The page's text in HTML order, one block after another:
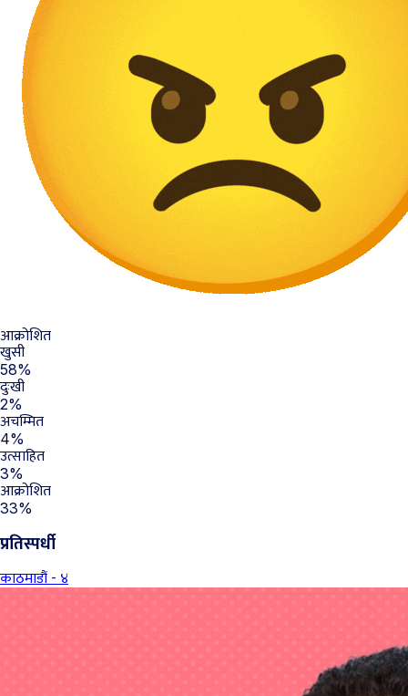
आक्रोशित
खुसी
58%
दुःखी
2%
अचम्मित
4%
उत्साहित
3%
आक्रोशित
33%
प्रतिस्पर्धी
काठमाडौं - ४